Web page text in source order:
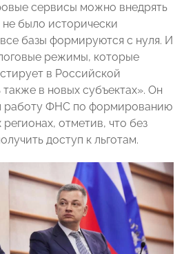
сервисы можно внедрять
не было исторически
базы формируются с нуля. И
режимы, которые
в Российской
в новых субъектах». Он
работу ФНС по формированию
регионах, отметив, что без
доступ к льготам.